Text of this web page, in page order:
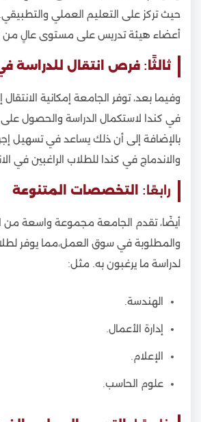
حيث تركز على التعليم العملي
أعضاء هيئة تدريس على مستوى عالٍ من
ثالثًا: فرص انتقال للدراسة
وفيما بعد، توفر الجامعة إمكانية
في كندا لاستكمال الدراسة والحصول على
بالإضافة إلى أن ذلك يساعد في تسهيل
والاندماج في كندا للطلاب الراغبين في
رابعًا: التخصصات المتنوعة
أيضًا، تقدم الجامعة مجموعة واسعة من
والمطلوبة في سوق العمل،مما يوفر
لدراسة ما يرغبون به. مثل:
الهندسة.
إدارة الأعمال.
الإعلام.
علوم الحاسب.